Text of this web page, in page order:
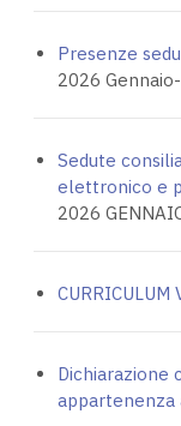
Presenze
2026
Sedute
elettronico e
2026
CURRICULUM
Dichiarazione
appartenenza